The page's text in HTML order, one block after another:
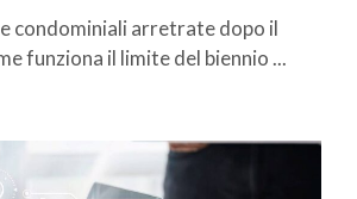
condominiali arretrate dopo il
funziona il limite del biennio ...